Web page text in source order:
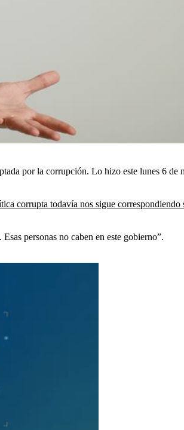
por la corrupción. Lo hizo este lunes 6 de
corrupta todavía nos sigue
. Esas personas no caben en este gobierno”.